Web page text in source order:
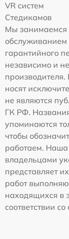
VR систем
Стедикамов
Мы занимаемся
обслуживанием
гарантийного
независимо и
носят
не являются
ГК РФ.
упоминаются
чтобы
работаем.
владельцами
представляет
работ
находящихся в
соответствии